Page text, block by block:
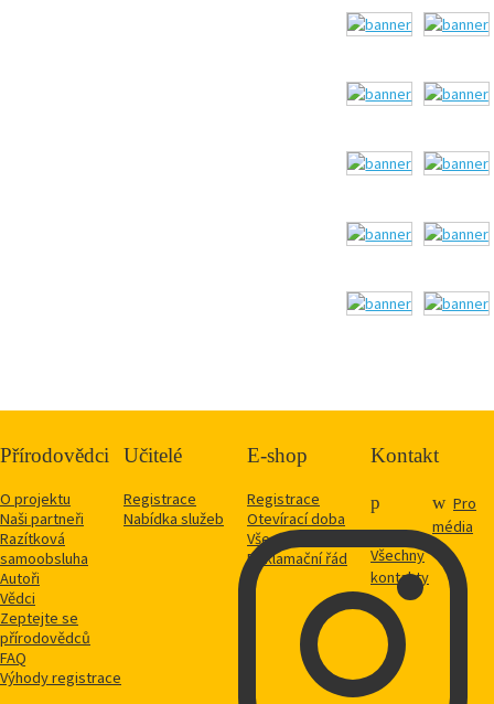
Přírodovědci
O projektu
Naši partneři
Razítková
samoobsluha
Autoři
Vědci
Zeptejte se
přírodovědců
FAQ
Výhody registrace
Učitelé
Registrace
Nabídka služeb
E-shop
Registrace
Otevírací doba
Vše o nákupu
Reklamační řád
Kontakt
Všechny
kontakty
Pro
média